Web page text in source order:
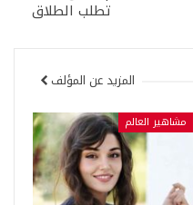
تطلب الطلاق
المزيد عن المؤلف
مشاهير العالم